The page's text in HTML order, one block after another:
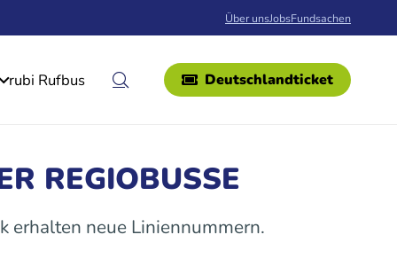
Über unsJobsFundsachen
rubi Rufbus Deutschlandticket
REGIOBUSSE
erhalten neue Liniennummern.